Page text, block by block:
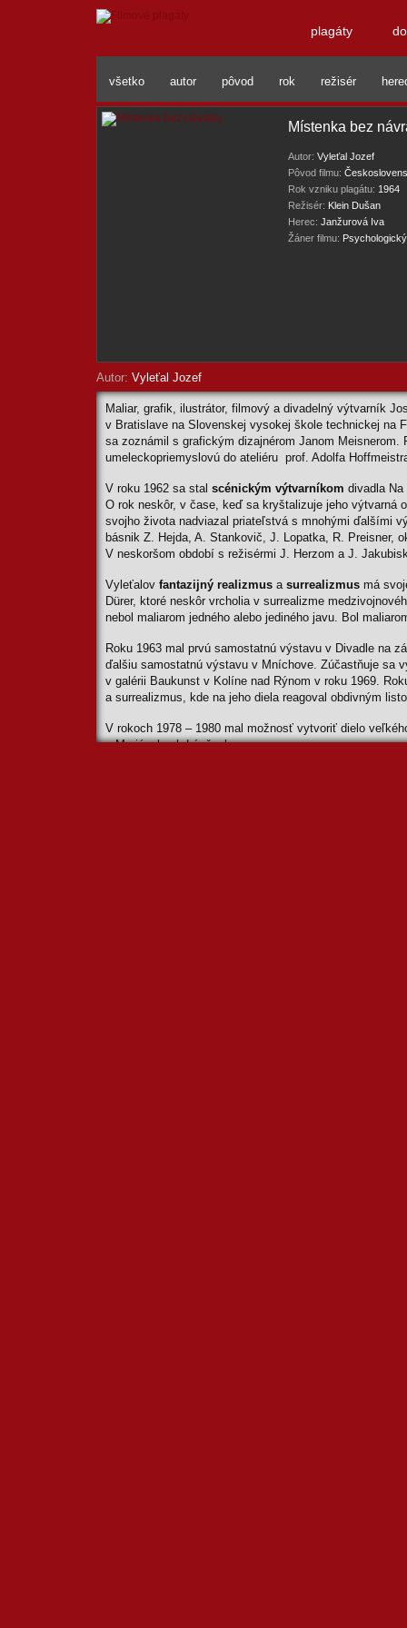
plagáty
všetko autor pôvod rok režisér
Místenka bez
Autor: Vyleťal Jozef
Pôvod filmu:
Rok vzniku plagátu: 1964
Režisér: Klein Dušan
Herec: Janžurová Iva
Žáner filmu: Psychologický
Autor: Vyleťal Jozef
Maliar, grafik, ilustrátor, filmový a divadelný výtvarník
v Bratislave na Slovenskej vysokej škole technickej na
sa zoznámil s grafickým dizajnérom Janom
umeleckopriemyslovú do ateliéru prof. Adolfa
V roku 1962 sa stal scénickým výtvarníkom divadla
O rok neskôr, v čase, keď sa kryštalizuje jeho výtvarná
svojho života nadviazal priateľstvá s mnohými ďalšími
básnik Z. Hejda, A. Stankovič, J. Lopatka, R. Preisner,
V neskoršom období s režisérmi J. Herzom a J.
Vyleťalov fantazijný realizmus a surrealizmus má
Dürer, ktoré neskôr vrcholia v surrealizme
nebol maliarom jedného alebo jediného javu. Bol
Roku 1963 mal prvú samostatnú výstavu v Divadle na
ďalšiu samostatnú výstavu v Mníchove. Zúčastňuje sa
v galérii Baukunst v Kolíne nad Rýnom v roku 1969.
a surrealizmus, kde na jeho diela reagoval obdivným
V rokoch 1978 – 1980 mal možnosť vytvoriť dielo
v Mariánskych Lázňach.